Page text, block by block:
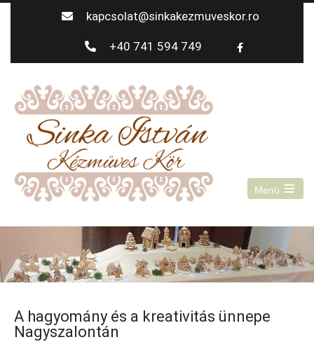
kapcsolat@sinkakezmuveskor.ro
+40 741 594 749
Menü
A hagyomány és a kreativitás ünnepe
Nagyszalontán